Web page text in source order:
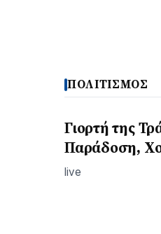
ΠΟΛΙΤΙΣΜΟΣ
Γιορτή της
Παράδοση,
live